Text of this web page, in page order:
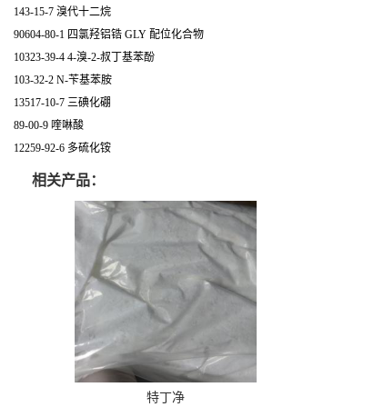
143-15-7 溴代十二烷
90604-80-1 四氯羟铝锆 GLY 配位化合物
10323-39-4 4-溴-2-叔丁基苯酚
103-32-2 N-苄基苯胺
13517-10-7 三碘化硼
89-00-9 喹啉酸
12259-92-6 多硫化铵
相关产品：
特丁净